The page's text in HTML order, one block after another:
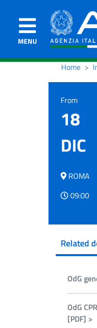
MENU
Home
From
18
DIC
ROMA
09:00
Related
OdG
OdG
[PDF] >